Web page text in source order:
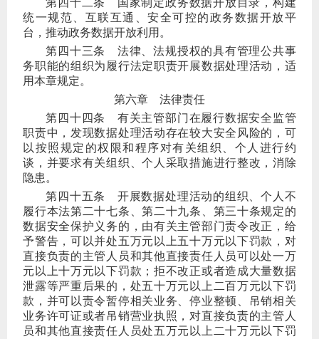
第四十二条
国家制定政务数据开放目录，构建
统一规范、互联互通、安全可控的政务数据开放平
台，推动政务数据开放利用。
第四十三条
法律、法规授权的具有管理公共事
务职能的组织为履行法定职责开展数据处理活动，适
用本章规定。
第六章 法律责任
第四十四条
有关主管部门在履行数据安全监管
职责中，发现数据处理活动存在较大安全风险的，可
以按照规定的权限和程序对有关组织、个人进行约
谈，并要求有关组织、个人采取措施进行整改，消除
隐患。
第四十五条
开展数据处理活动的组织、个人不
履行本法第二十七条、第二十九条、第三十条规定的
数据安全保护义务的，由有关主管部门责令改正，给
予警告，可以并处五万元以上五十万元以下罚款，对
直接负责的主管人员和其他直接责任人员可以处一万
元以上十万元以下罚款；拒不改正或者造成大量数据
泄露等严重后果的，处五十万元以上二百万元以下罚
款，并可以责令暂停相关业务、停业整顿、吊销相关
业务许可证或者吊销营业执照，对直接负责的主管人
员和其他直接责任人员处五万元以上二十万元以下罚